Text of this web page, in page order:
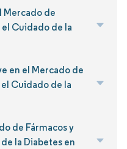
Mercado de
el Cuidado de la
en el Mercado de
Cuidado de la
de Fármacos y
la Diabetes en